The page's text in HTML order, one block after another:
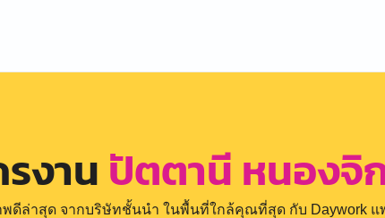
งาน ปัตตานี หนองจิ
ดีล่าสุด จากบริษัทชั้นนำ ในพื้นที่ใกล้คุณที่สุด กับ Daywork